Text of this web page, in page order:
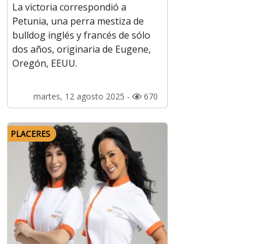
La victoria correspondió a
Petunia, una perra mestiza de
bulldog inglés y francés de sólo
dos años, originaria de Eugene,
Oregón, EEUU.
martes, 12 agosto 2025 - 670
PLACERES